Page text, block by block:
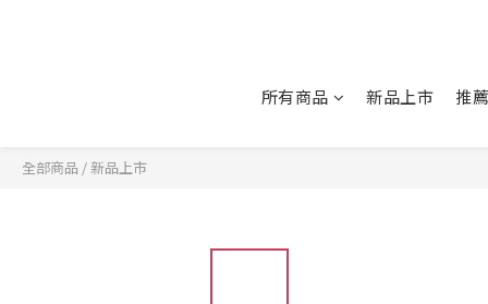
所有商品 新品上市 推
全部商品 /新品上市